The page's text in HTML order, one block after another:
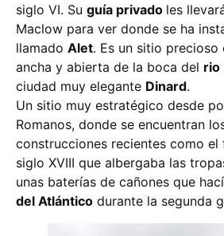
siglo VI. Su guía privado les
Maclow para ver donde se ha
llamado Alet. Es un sitio
ancha y abierta de la boca del rio
ciudad muy elegante Dinard.
Un sitio muy estratégico desde
Romanos, donde se encuentran
construcciones recientes como
siglo XVIII que albergaba las
unas baterías de cañones que
del Atlántico durante la segunda